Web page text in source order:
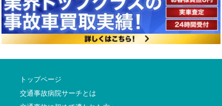
トップページ
交通事故病院サーチとは